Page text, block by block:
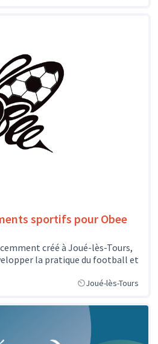
sportifs pour Obee
créé à Joué-lès-Tours,
la pratique du football et
Joué-lès-Tours